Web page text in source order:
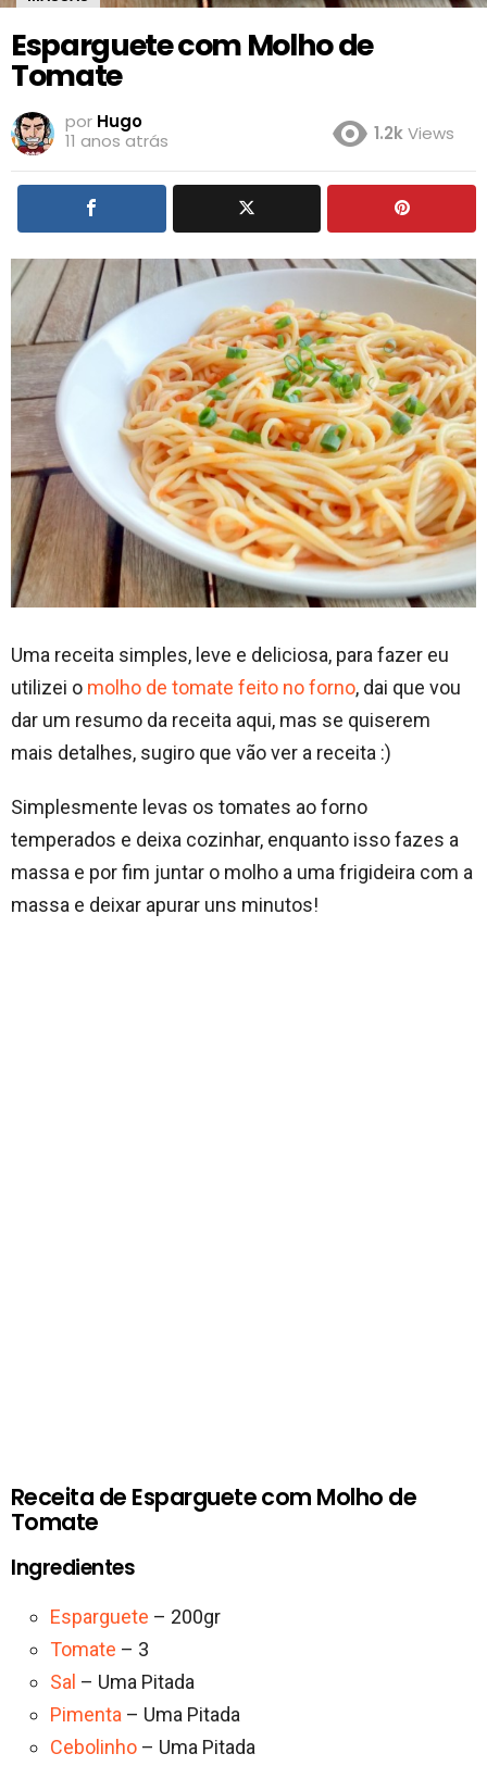
Esparguete com Molho de
Tomate
por Hugo
11 anos atrás
1.2kViews
Uma receita simples, leve e deliciosa, para fazer eu
utilizei o molho de tomate feito no forno, dai que vou
dar um resumo da receita aqui, mas se quiserem
mais detalhes, sugiro que vão ver a receita :)
Simplesmente levas os tomates ao forno
temperados e deixa cozinhar, enquanto isso fazes a
massa e por fim juntar o molho a uma frigideira com a
massa e deixar apurar uns minutos!
Receita de Esparguete com Molho de
Tomate
Ingredientes
Esparguete – 200gr
Tomate – 3
Sal – Uma Pitada
Pimenta – Uma Pitada
Cebolinho – Uma Pitada